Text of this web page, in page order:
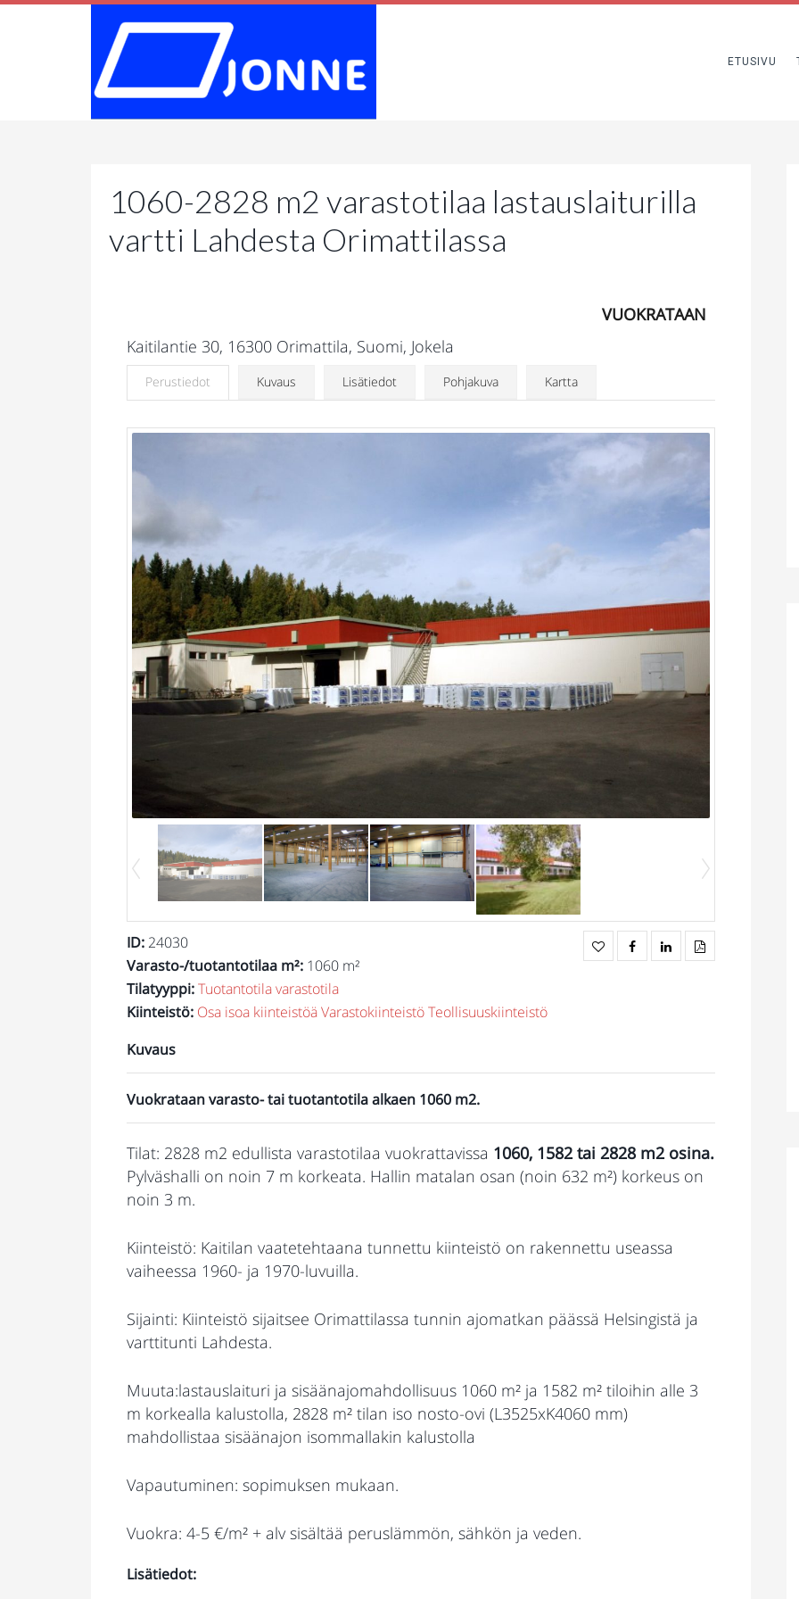
ETUSIVU
1060-2828 m2 varastotilaa lastauslaiturilla
vartti Lahdesta Orimattilassa
VUOKRATAAN
Kaitilantie 30, 16300 Orimattila, Suomi, Jokela
Perustiedot Kuvaus Lisätiedot Pohjakuva Kartta
ID: 24030
Varasto-/tuotantotilaa m²: 1060 m²
Tilatyyppi:Tuotantotilavarastotila
Kiinteistö: Osa isoa kiinteistöäVarastokiinteistöTeollisuuskiinteistö
Kuvaus
Vuokrataan varasto- tai tuotantotila alkaen 1060 m2.
Tilat: 2828 m2 edullista varastotilaa vuokrattavissa 1060, 1582 tai 2828 m2 osina.
Pylväshalli on noin 7 m korkeata. Hallin matalan osan (noin 632 m²) korkeus on
noin 3 m.
Kiinteistö: Kaitilan vaatetehtaana tunnettu kiinteistö on rakennettu useassa
vaiheessa 1960- ja 1970-luvuilla.
Sijainti: Kiinteistö sijaitsee Orimattilassa tunnin ajomatkan päässä Helsingistä ja
varttitunti Lahdesta.
Muuta:lastauslaituri ja sisäänajomahdollisuus 1060 m² ja 1582 m² tiloihin alle 3
m korkealla kalustolla, 2828 m² tilan iso nosto-ovi (L3525xK4060 mm)
mahdollistaa sisäänajon isommallakin kalustolla
Vapautuminen: sopimuksen mukaan.
Vuokra: 4-5 €/m² + alv sisältää peruslämmön, sähkön ja veden.
Lisätiedot: